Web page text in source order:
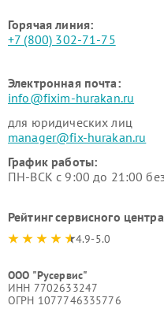
Горячая линия:
+7 (800) 302-71-75
Электронная почта:
info@fixim-hurakan.ru
для юридических лиц
manager@fix-hurakan.ru
График работы:
ПН-ВСК с 9:00 до 21:00
Рейтинг сервисного центра
4.9-5.0
ООО "Русервис"
ИНН 7702633247
ОГРН 1077746335776